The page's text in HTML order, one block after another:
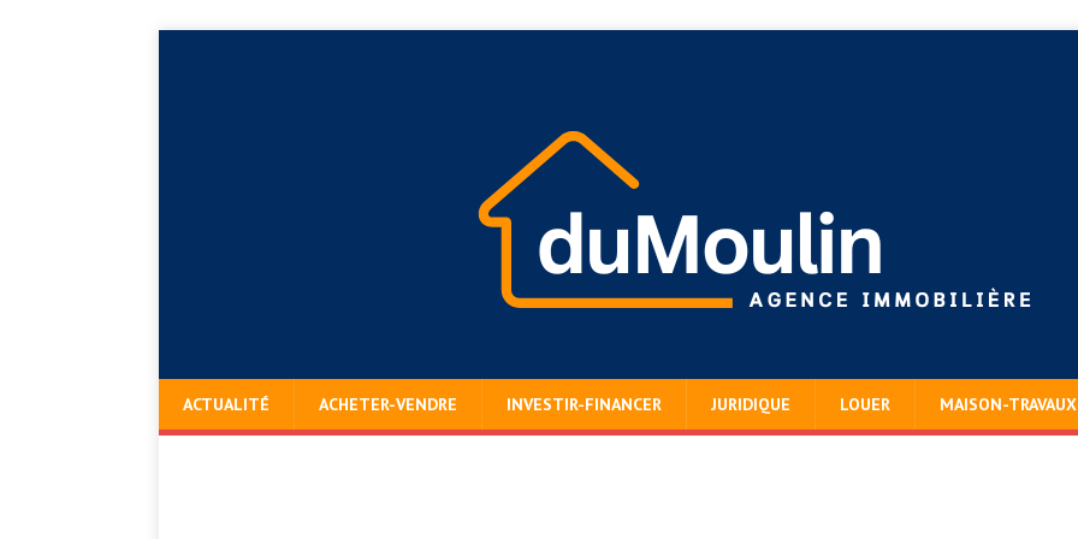
ACTUALITÉ ACHETER-VENDRE INVESTIR-FINANCER JURIDIQUE LOUER MAISON-TRAVAUX